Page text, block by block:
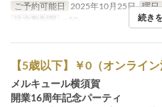
ご予約可能日 2025年10月25日 曜日
注文数制限
~ 50 続き
【5歳以下】￥0（オンライン
メルキュール横須賀
開業16周年記念パーティ